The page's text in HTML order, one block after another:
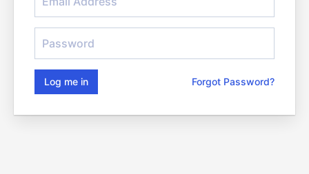
Log me in Forgot Password?